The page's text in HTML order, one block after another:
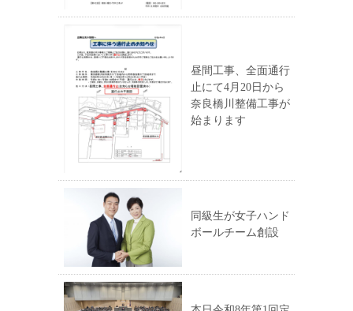
昼間工事、全面通行
止にて4月20日から
奈良橋川整備工事が
始まります
同級生が女子ハンド
ボールチーム創設